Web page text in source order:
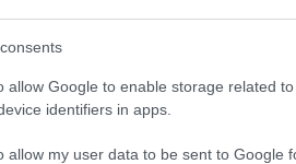
allow Google to enable storage related
identifiers in apps.
allow my user data to be sent to Google